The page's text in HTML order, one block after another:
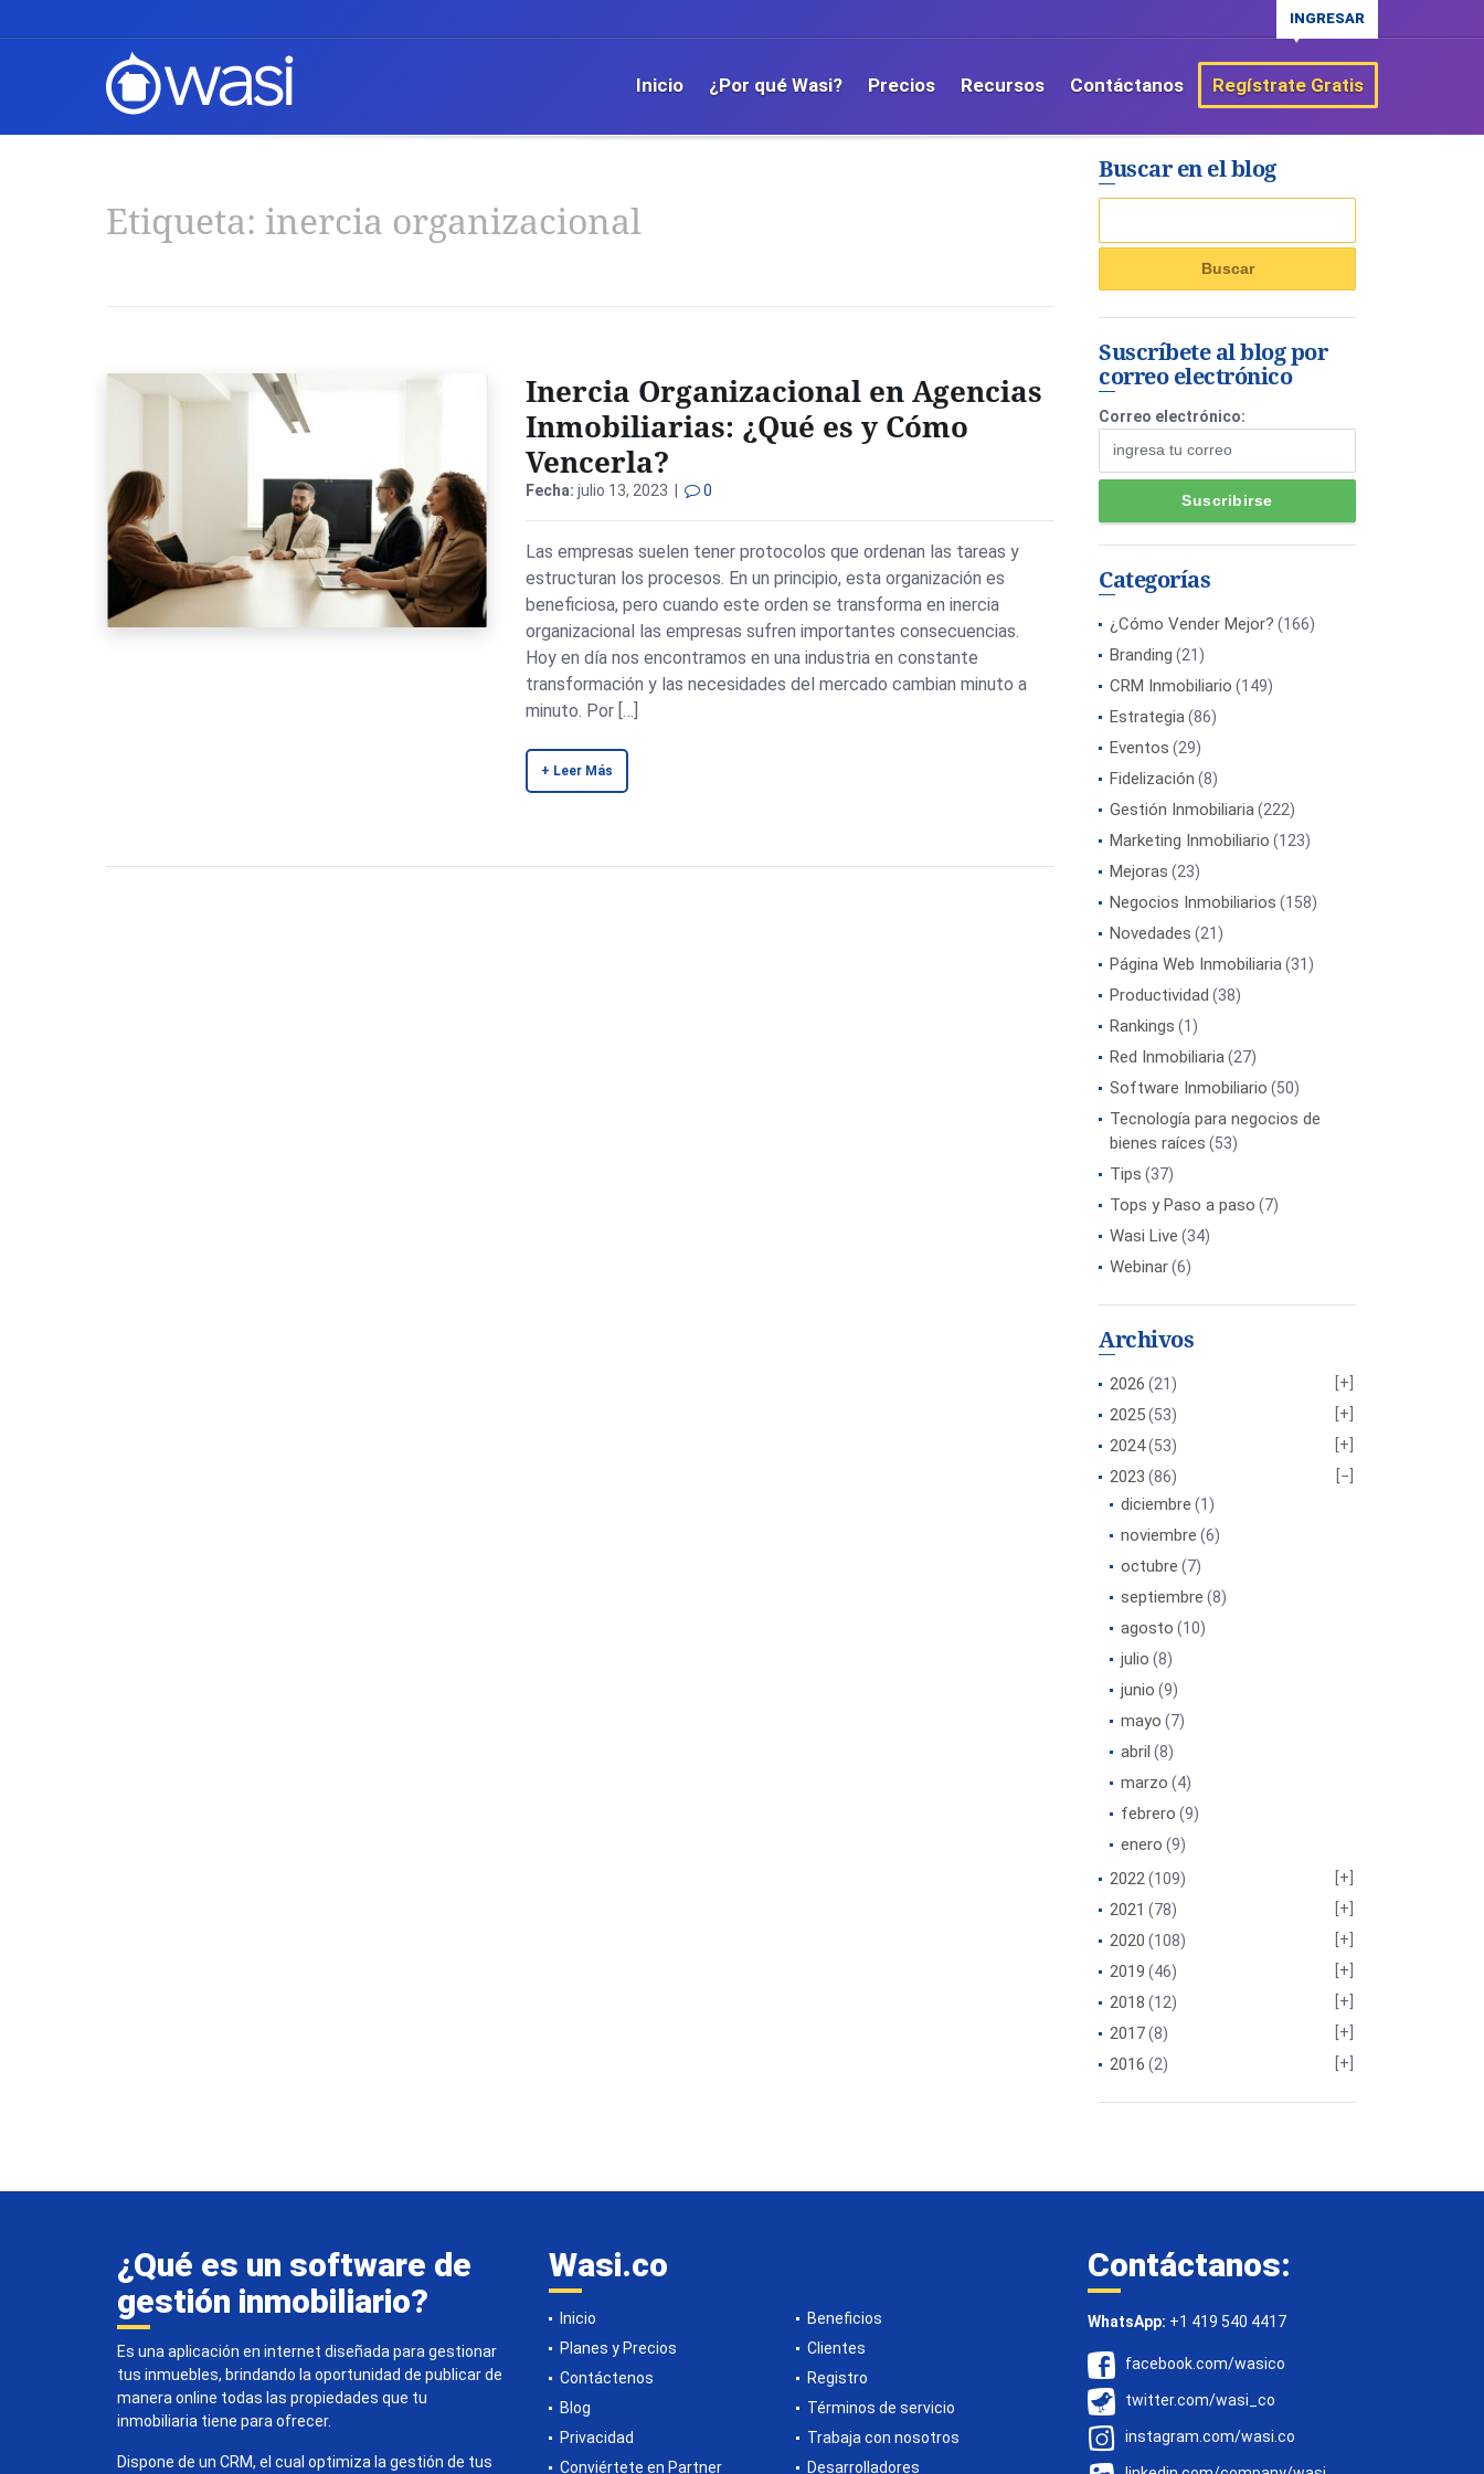
INGRESAR
Inicio ¿Por qué Wasi? Precios Recursos Contáctanos Regístrate Gratis
Etiqueta: inercia organizacional
Inercia Organizacional en Agencias
Inmobiliarias: ¿Qué es y Cómo
Vencerla?
Fecha: julio 13, 2023 | 0
Las empresas suelen tener protocolos que ordenan las tareas y
estructuran los procesos. En un principio, esta organización es
beneficiosa, pero cuando este orden se transforma en inercia
organizacional las empresas sufren importantes consecuencias.
Hoy en día nos encontramos en una industria en constante
transformación y las necesidades del mercado cambian minuto a
minuto. Por […]
+ Leer Más
Buscar en el blog
Suscríbete al blog por
correo electrónico
Correo electrónico:
Categorías
¿Cómo Vender Mejor? (166)
Branding (21)
CRM Inmobiliario (149)
Estrategia(86)
Eventos (29)
Fidelización (8)
Gestión Inmobiliaria(222)
Marketing Inmobiliario (123)
Mejoras (23)
Negocios Inmobiliarios (158)
Novedades (21)
Página Web Inmobiliaria(31)
Productividad (38)
Rankings (1)
Red Inmobiliaria(27)
Software Inmobiliario (50)
Tecnología para negocios de
bienes raíces (53)
Tips (37)
Tops y Paso a paso (7)
Wasi Live (34)
Webinar(6)
Archivos
2026 (21)
2025(53)
2024(53)
2023 (86)
diciembre (1)
noviembre (6)
octubre (7)
septiembre (8)
agosto (10)
julio (8)
junio (9)
mayo (7)
abril (8)
marzo (4)
febrero (9)
enero (9)
2022(109)
2021 (78)
2020 (108)
2019 (46)
2018 (12)
2017(8)
2016 (2)
¿Qué es un software de
gestión inmobiliario?
Es una aplicación en internet diseñada para gestionar
tus inmuebles, brindando la oportunidad de publicar de
manera online todas las propiedades que tu
inmobiliaria tiene para ofrecer.
Dispone de un CRM, el cual optimiza la gestión de tus
Wasi.co
Inicio
Beneficios
Planes y Precios
Clientes
Contáctenos
Registro
Blog
Términos de servicio
Privacidad
Trabaja con nosotros
Conviértete en Partner
Desarrolladores
Contáctanos:
WhatsApp: +1 419 540 4417
facebook.com/wasico
twitter.com/wasi_co
instagram.com/wasi.co